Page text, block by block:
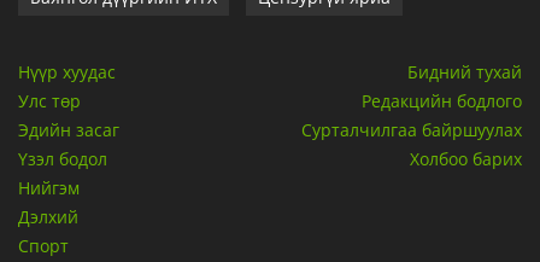
Нүүр хуудас
Улс төр
Эдийн засаг
Үзэл бодол
Нийгэм
Дэлхий
Спорт
Бидний тухай
Редакцийн бодлого
Сурталчилгаа байршуулах
Холбоо барих